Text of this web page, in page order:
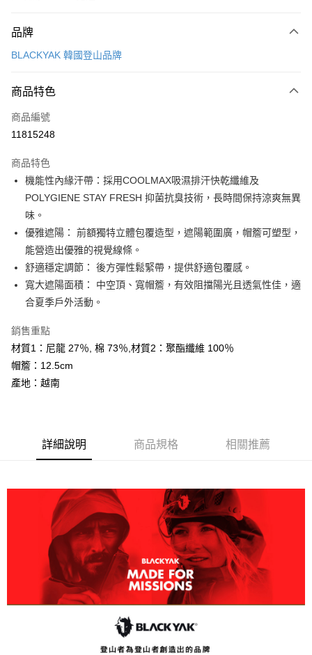
信用卡一次付款
LINE Pay
Apple Pay
悠遊付
Google Pay
全盈+PAY
大哥付你分期
相關說明
【大哥付你分期使用說明】
1.本服務由台灣大哥大提供，台灣大哥大用戶可立即使用無須另外申請。
2.付款方式選擇「大哥付你分期」，訂單成立後會自動跳轉到大哥付的交易
成交易。
3.實際核准額度、可分期數及費用金額請依後續交易確認頁面所載為準。
4.訂單成立30分鐘內，如未前往確認交易或遇審核未通過，訂單將自動取
消。如遇「轉專審核」未通過狀況，表示未達大哥付你分期系統評分，恕無
法說明評估內容。
帳／街口支付／iPASS MONEY」等通路繳費。
用戶於交易時，得透過本服務購買商品或服務，並由商店將買賣／分期付款
買賣價金債權讓與本公司後，依約使用本公司帳單繳交帳款。
2.基於同意付款使用「大哥付你分期」之契約關係目的，商店將以您的個人
資料（包含姓名、電話或地址）提供予台灣大哥大進項蒐集、處理及利用，
由本公司與您本人進行分期帳單所需資料之確認、核對及更正。
3.完整用戶服務條款，請詳閱以下連結：
https://oppay.tw/userRule
AFTEE先享後付
相關說明
AFTEE先享後付是「在收到商品之後才付款」的支付方式。 讓您購物簡單
便利好安心！
１．簡單：不需註冊會員、不需綁卡、不需儲值。
２．便利：只要手機號碼，簡訊認證，即可結帳。
３．安心：先確認商品／服務後，再付款。
２．訂單成立數日內，您將收到繳費通知簡訊。
３．收到繳費通知簡訊後14天內，點擊此簡訊中的連結，可透過四大超商／
購買商品的店家。未經商家同意取消之訂單仍視為有效，需透過AFTEE先享
後付繳納相關費用。
※ 交易是否成功請以「AFTEE先享後付 」之結帳頁面顯示為準，若有關於
是否繳費成功／繳費後需取消欲退款等相關疑問，請聯繫「AFTEE先享後付
客戶支援中心」https://netprotections.freshdesk.com/support/home
【注意事項】
１．透過由恩沛科技股份有限公司提供之「AFTEE先享後付」服務完成之交
易，需依本服務之必要範圍內提供個人資料，並將交易相關給付款項請求債
２．關於個人資料處理事宜，請瀏覽以下網址：
https://aftee.tw/terms/#terms3
３．未成年的使用者請事先徵得法定代理人或監護人之同意方可使用
ATM付款
運送方式
全家取貨付款
每筆NT$60，滿NT$599(含以上)免運費
每筆NT$60，滿NT$799(含以上)免運費
付款後萊爾富取貨
每筆NT$60，滿NT$799(含以上)免運費
7-11取貨付款
每筆NT$60，滿NT$799(含以上)免運費
每筆NT$60，滿NT$799(含以上)免運費
品牌
BLACKYAK 韓國登山品牌
商品特色
商品編號
11815248
商品特色
機能性內緣汗帶：採用COOLMAX吸濕排汗快乾纖維及
POLYGIENE STAY FRESH 抑菌抗臭技術，長時間保持涼爽無異
味。
優雅遮陽： 前額獨特立體包覆造型，遮陽範圍廣，帽簷可塑型，
能營造出優雅的視覺線條。
舒適穩定調節： 後方彈性鬆緊帶，提供舒適包覆感。
寬大遮陽面積： 中空頂、寬帽簷，有效阻擋陽光且透氣性佳，適
合夏季戶外活動。
銷售重點
材質1：尼龍 27％, 棉 73％,材質2：聚酯纖維 100％
帽簷：12.5cm
產地：越南
詳細說明 商品規格 相關推薦